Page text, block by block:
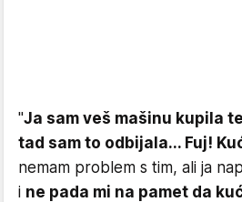
"Ja sam veš mašinu kupila
tad sam to odbijala... Fuj!
nemam problem s tim, ali ja
i ne pada mi na pamet da